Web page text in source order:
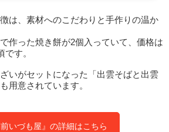
は、素材へのこだわりと手作りの温か
作った焼き餅が2個入っていて、価格は
す。
いがセットになった「出雲そばと出雲
用意されています。
前いづも屋』の詳細はこちら